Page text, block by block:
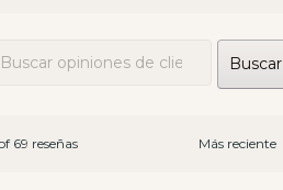
opciones, consejo...Lo dicho,
hay tiendas y luego están
este tipo de empresas en las
dinero
Buscar
69 reseñas